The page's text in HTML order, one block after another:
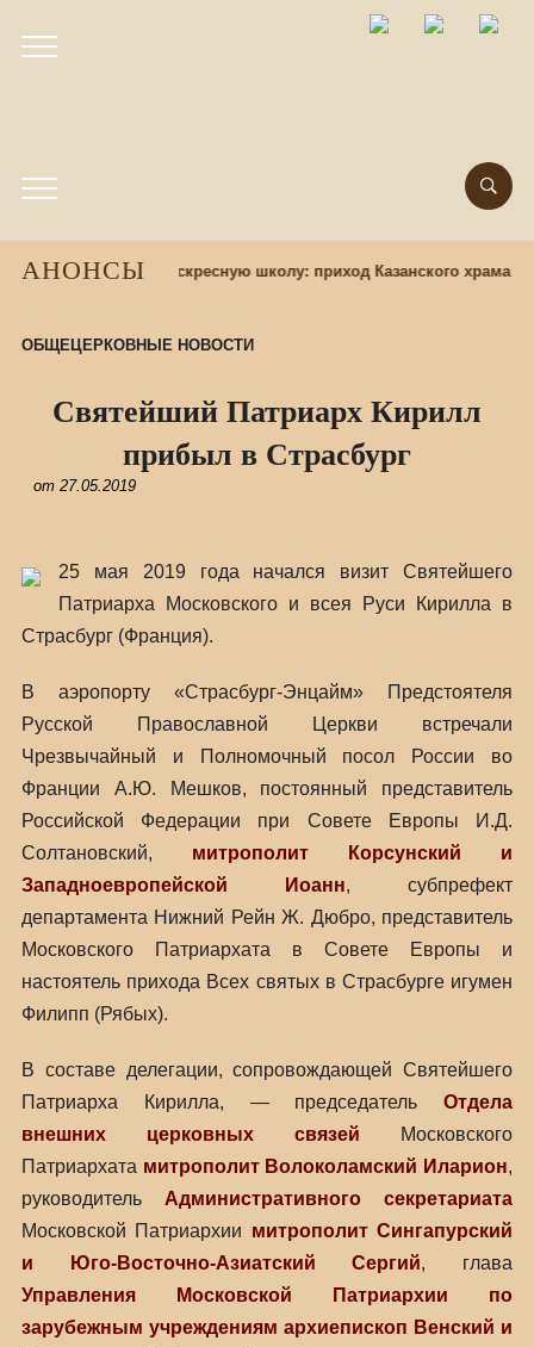
АНОНСЫ
Набор учащихся в воскресную школу: приход Казанского храма
ОБЩЕЦЕРКОВНЫЕ НОВОСТИ
Святейший Патриарх Кирилл
прибыл в Страсбург
от 27.05.2019
25 мая 2019 года начался визит Святейшего
Патриарха Московского и всея Руси Кирилла в
Страсбург (Франция).
В аэропорту «Страсбург-Энцайм» Предстоятеля
Русской Православной Церкви встречали
Чрезвычайный и Полномочный посол России во
Франции А.Ю. Мешков, постоянный представитель
Российской Федерации при Совете Европы И.Д.
Солтановский, митрополит Корсунский и
Западноевропейской Иоанн, субпрефект
департамента Нижний Рейн Ж. Дюбро, представитель
Московского Патриархата в Совете Европы и
настоятель прихода Всех святых в Страсбурге игумен
Филипп (Рябых).
В составе делегации, сопровождающей Святейшего
Патриарха Кирилла, — председательОтдела
внешних церковных связей Московского
Патриархата митрополит Волоколамский Иларион,
руководитель Административного секретариата
Московской Патриархии митрополит Сингапурский
и Юго-Восточно-Азиатский Сергий, глава
Управления Московской Патриархии по
зарубежным учреждениям архиепископ Венский и